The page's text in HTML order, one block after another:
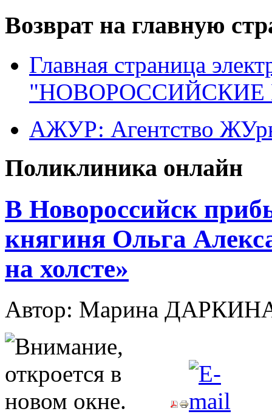
Возврат на главную
Главная страница
"НОВОРОССИЙСКИЕ
АЖУР: Агентство
Поликлиника онлайн
В Новороссийск
княгиня Ольга
на холсте»
Автор: Марина